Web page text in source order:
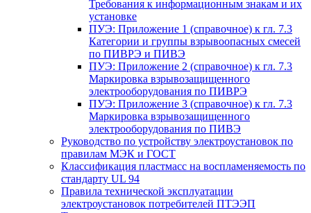
Требования к информационным знакам и их
установке
ПУЭ: Приложение 1 (справочное) к гл. 7.3
Категории и группы взрывоопасных смесей
по ПИВРЭ и ПИВЭ
ПУЭ: Приложение 2 (справочное) к гл. 7.3
Маркировка взрывозащищенного
электрооборудования по ПИВРЭ
ПУЭ: Приложение 3 (справочное) к гл. 7.3
Маркировка взрывозащищенного
электрооборудования по ПИВЭ
Руководство по устройству электроустановок по
правилам МЭК и ГОСТ
Классификация пластмасс на воспламеняемость по
стандарту UL 94
Правила технической эксплуатации
электроустановок потребителей ПТЭЭП